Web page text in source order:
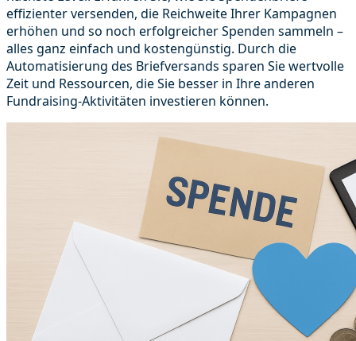
effizienter versenden, die Reichweite Ihrer Kampagnen
erhöhen und so noch erfolgreicher Spenden sammeln –
alles ganz einfach und kostengünstig. Durch die
Automatisierung des Briefversands sparen Sie wertvolle
Zeit und Ressourcen, die Sie besser in Ihre anderen
Fundraising-Aktivitäten investieren können.